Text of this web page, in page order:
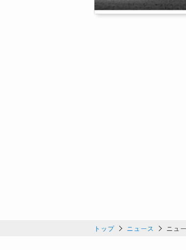
トップ ニュース ニュ